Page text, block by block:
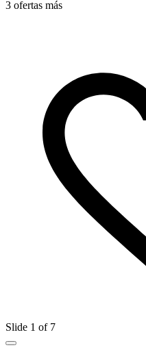
3 ofertas más
Slide 1 of 7